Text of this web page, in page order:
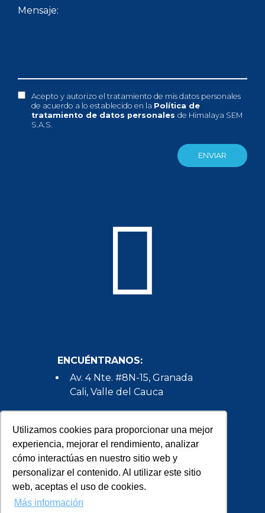
Utilizamos cookies para proporcionar una mejor
experiencia, mejorar el rendimiento, analizar
cómo interactúas en nuestro sitio web y
personalizar el contenido. Al utilizar este sitio
web, aceptas el uso de cookies.
Más información
Acepto y autorizo el tratamiento de mis datos personales
de acuerdo a lo establecido en la Política de
tratamiento de datos personales de Himalaya SEM
S.A.S.
ENCUÉNTRANOS:
Av. 4 Nte. #8N-15, Granada
Cali, Valle del Cauca
HABLEMOS:
(+57) 602 386 5350
(+57) 317 401 8708
info@himalaya.digital